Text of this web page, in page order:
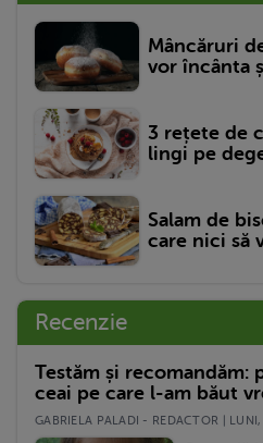
Mâncăruri
vor încânta
3 rețete de
lingi pe
Salam de
care nici să
Recenzie
Testăm și recomandăm:
ceai pe care l-am băut
GABRIELA PALADI - REDACTOR |